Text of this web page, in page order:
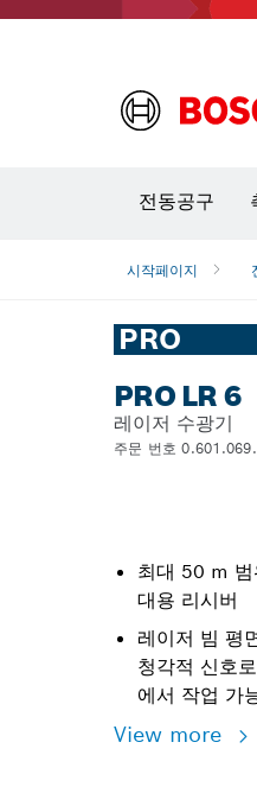
전동공구
시작페이지
PRO
PRO LR 6
레이저 수광기
주문 번호
최대 50 m
대용 리시버
레이저 빔 평
청각적 신호
에서 작업 가
View more